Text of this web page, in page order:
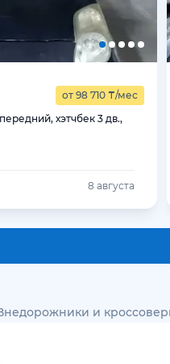
от 98 710 ₸/мес
хэтчбек 3 дв.,
8 августа
и